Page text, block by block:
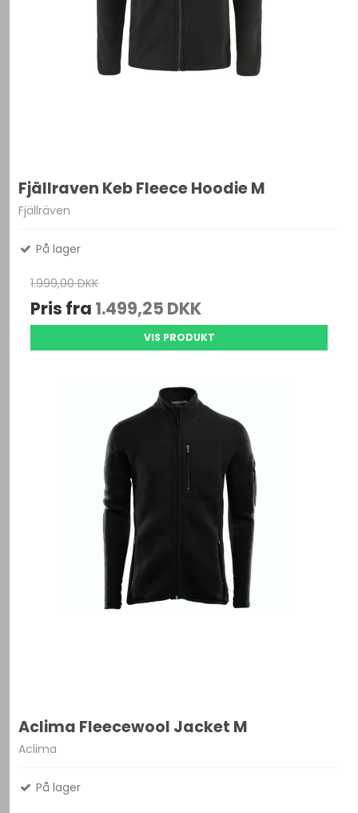
Fjällraven Keb Fleece Hoodie M
Fjällräven
På lager
1.999,00 DKK
Pris fra 1.499,25 DKK
VIS PRODUKT
Aclima Fleecewool Jacket M
Aclima
På lager